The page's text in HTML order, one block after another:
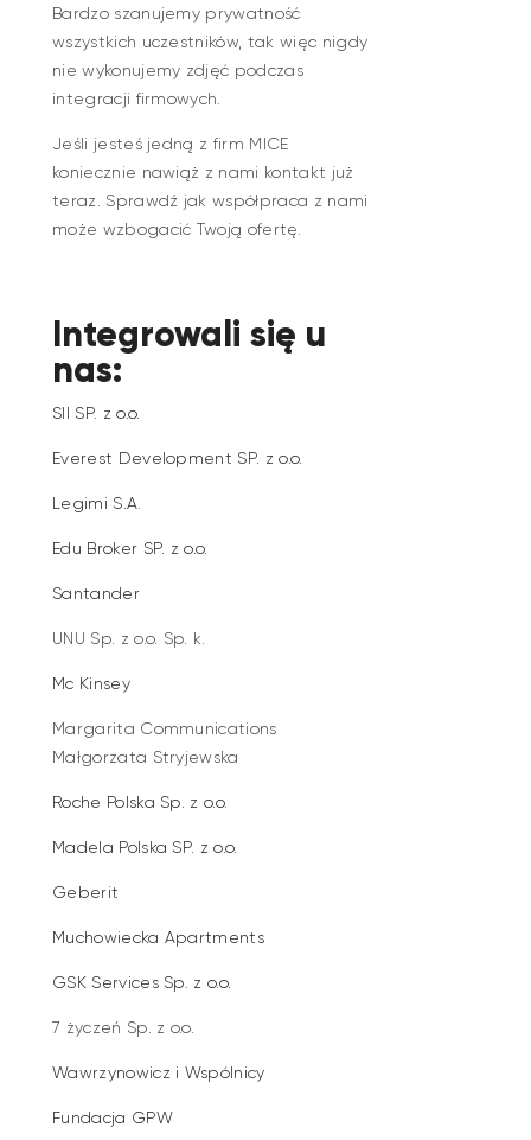
Bardzo szanujemy prywatność
wszystkich uczestników, tak więc nigdy
nie wykonujemy zdjęć podczas
integracji firmowych.
Jeśli jesteś jedną z firm MICE
koniecznie nawiąż z nami kontakt już
teraz. Sprawdź jak współpraca z nami
może wzbogacić Twoją ofertę.
Integrowali się u
nas:
SII SP. z o.o.
Everest Development SP. z o.o.
Legimi S.A.
Edu Broker SP. z o.o.
Santander
UNU Sp. z o.o. Sp. k.
Mc Kinsey
Margarita Communications
Małgorzata Stryjewska
Roche Polska Sp. z o.o.
Madela Polska SP. z o.o.
Geberit
Muchowiecka Apartments
GSK Services Sp. z o.o.
7 życzeń Sp. z o.o.
Wawrzynowicz i Wspólnicy
Fundacja GPW